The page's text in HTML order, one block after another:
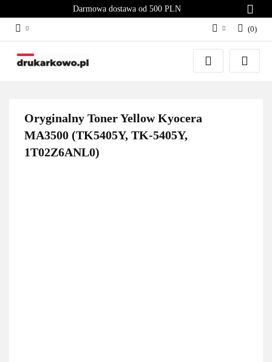
Darmowa dostawa od 500 PLN
Zaloguj się
Załóż konto
(0)
Oryginalny Toner Yellow Kyocera
MA3500 (TK5405Y, TK-5405Y,
1T02Z6ANL0)